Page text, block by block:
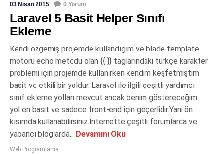
03 Nisan 2015 0 Yorum
Laravel 5 Basit Helper Sınıfı
Ekleme
Kendi özgemiş projemde kullandığım ve blade template
motoru echo metodu olan {{ }} taglarındaki türkçe karakter
problemi için projemde kullanırken kendim keşfetmiştim
basit ve etkili bir yoldur. Laravel ile ilgili çeşitli yardımcı
sınıf ekleme yolları mevcut ancak benim göstereceğim
yol en basit ve sadece front-end için geçerlidir.Yani ön
kısımda kullanabilirsiniz.İnternette çeşitli forumlarda ve
yabancı bloglarda... Devamını Oku
Web Programlama